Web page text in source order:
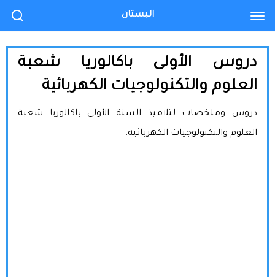
دروس الأولى باكالوريا شعبة
العلوم والتكنولوجيات الكهربائية
دروس وملخصات لتلاميذ السنة الأولى باكالوريا شعبة
العلوم والتكنولوجيات الكهربائية.
البستان